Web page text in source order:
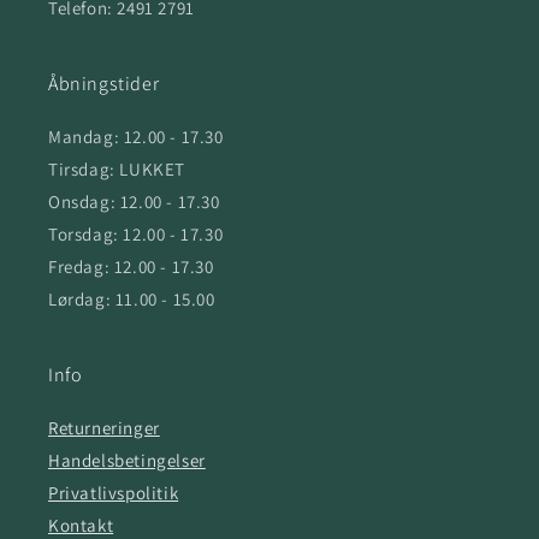
Telefon: 2491 2791
Åbningstider
Mandag: 12.00 - 17.30
Tirsdag: LUKKET
Onsdag: 12.00 - 17.30
Torsdag: 12.00 - 17.30
Fredag: 12.00 - 17.30
Lørdag: 11.00 - 15.00
Info
Returneringer
Handelsbetingelser
Privatlivspolitik
Kontakt